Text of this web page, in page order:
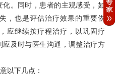
。同时，患者的主观感受，如
，也是评估治疗效果的重要依
应继续按疗程治疗，以巩固疗
及时与医生沟通，调整治疗方
以下几点：